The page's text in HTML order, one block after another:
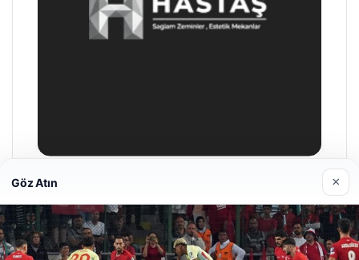
Enes Kaplan Avukatlık Bürosu
28/04/2026
Göz Atın ×